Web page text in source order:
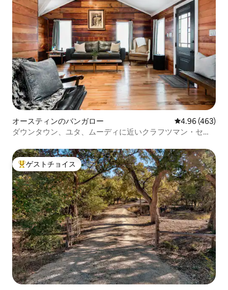
オースティンのバンガロー レビュー463
4.96 (463)
ダウンタウン、ユタ、ムーディに近いクラフツマン・セン
大好評のゲストチョイスです。
ゲストチョイス